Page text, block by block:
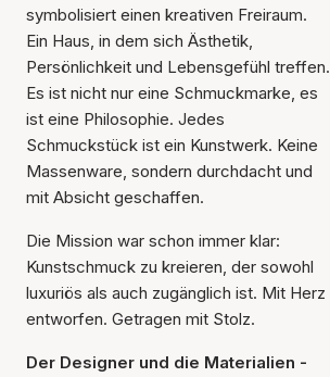
symbolisiert einen kreativen Freiraum.
Ein Haus, in dem sich Ästhetik,
Persönlichkeit und Lebensgefühl treffen.
Es ist nicht nur eine Schmuckmarke, es
ist eine Philosophie. Jedes
Schmuckstück ist ein Kunstwerk. Keine
Massenware, sondern durchdacht und
mit Absicht geschaffen.
Die Mission war schon immer klar:
Kunstschmuck zu kreieren, der sowohl
luxuriös als auch zugänglich ist. Mit Herz
entworfen. Getragen mit Stolz.
Der Designer und die Materialien -